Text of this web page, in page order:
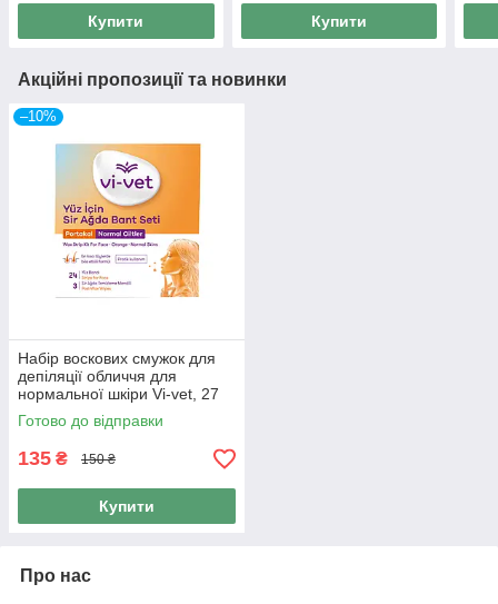
Купити Купити
Акційні пропозиції та новинки
–10%
Набір воскових смужок для
депіляції обличчя для
нормальної шкіри Vi-vet, 27
шт
Готово до відправки
135 ₴ 150 ₴
Купити
Про нас